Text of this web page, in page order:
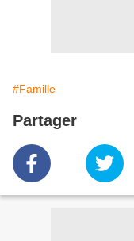
#Famille
Partager